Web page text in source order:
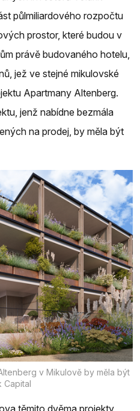
půlmiliardového rozpočtu
prostor, které budou v
právě budovaného hotelu,
jež ve stejné mikulovské
Apartmany Altenberg.
jenž nabídne bezmála
na prodej, by měla být
v Mikulově by měla být
Capital
těmito dvěma projekty